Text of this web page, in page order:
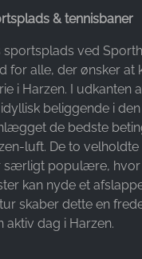
& tennisbaner
sportsplads ved
for alle, der ønsker at
i Harzen. I udkanten
beliggende i
de bedste
luft. De to
særligt populære, hvor
kan nyde et
skaber dette en
aktiv dag i Harzen.
_fbq, fbq
Ireland Ltd.
af reklamer og
duration:
- 1 år